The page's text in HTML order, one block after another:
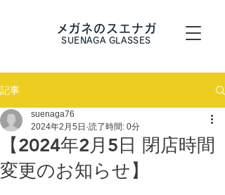
メガネのスエナガ
SUENAGA GLASSES
記事
【2024年2月5日 閉店時間
変更のお知らせ】
suenaga76
2024年2月5日 読了時間: 0分